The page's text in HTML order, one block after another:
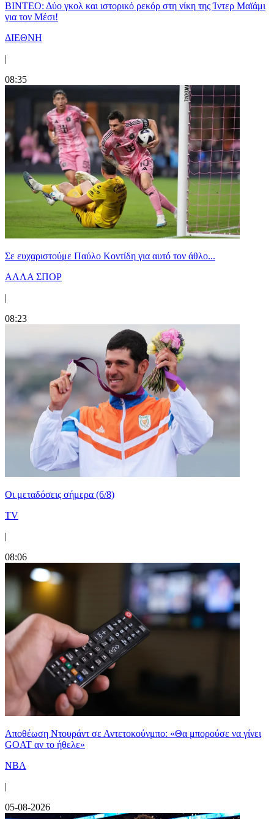
ΒΙΝΤΕΟ: Δύο γκολ και ιστορικό ρεκόρ στη νίκη της Ίντερ Μαϊάμι
για τον Μέσι!
ΔΙΕΘΝΗ
|
08:35
Σε ευχαριστούμε Παύλο Κοντίδη για αυτό τον άθλο...
ΑΛΛΑ ΣΠΟΡ
|
08:23
Οι μεταδόσεις σήμερα (6/8)
TV
|
08:06
Αποθέωση Ντουράντ σε Αντετοκούνμπο: «Θα μπορούσε να γίνει
GOAT αν το ήθελε»
NBA
|
05-08-2026